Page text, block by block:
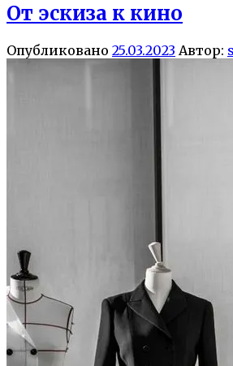
От эскиза к кино
Опубликовано 25.03.2023 Автор: